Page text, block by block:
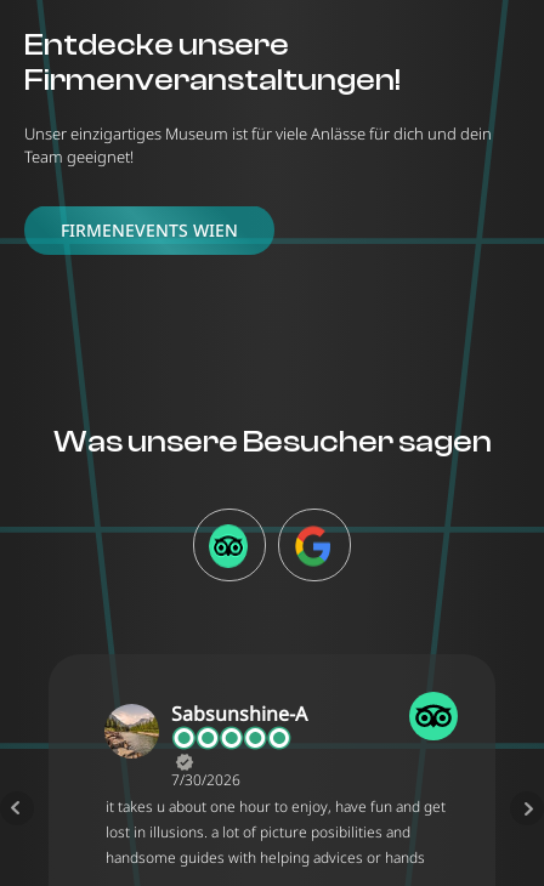
Entdecke unsere
Firmenveranstaltungen!
Unser einzigartiges Museum ist für viele Anlässe für dich und dein
Team geeignet!
FIRMENEVENTS WIEN
Was unsere Besucher sagen
TRIPADVISORGOOGLE
Sabsunshine-A
7/30/2026
it takes u about one hour to enjoy, have fun and get
lost in illusions. a lot of picture posibilities and
handsome guides with helping advices or hands